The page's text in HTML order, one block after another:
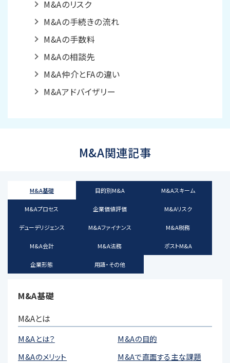
M&Aのリスク
M&Aの手続きの流れ
M&Aの手数料
M&Aの相談先
M&A仲介とFAの違い
M&Aアドバイザリー
M&A関連記事
M&A基礎 目的別M&A M&Aスキーム
M&Aプロセス 企業価値評価 M&Aリスク
デューデリジェンス M&Aファイナンス M&A税務
M&A会計 M&A法務 ポストM&A
企業形態 用語・その他
M&A基礎
M&Aとは
M&Aとは？
M&Aの目的
M&Aのメリット
M&Aで直面する主な課題